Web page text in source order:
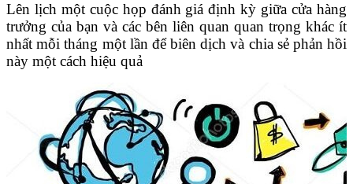
Lên lịch một cuộc họp đánh giá định kỳ giữa cửa hàng
trưởng của bạn và các bên liên quan quan trọng khác ít
nhất mỗi tháng một lần để biên dịch và chia sẻ phản hồi
này một cách hiệu quả